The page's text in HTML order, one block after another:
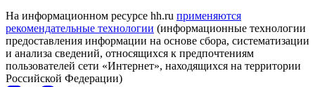
На информационном ресурсе hh.ru применяются
рекомендательные технологии (информационные технологии
предоставления информации на основе сбора, систематизации
и анализа сведений, относящихся к предпочтениям
пользователей сети «Интернет», находящихся на территории
Российской Федерации)